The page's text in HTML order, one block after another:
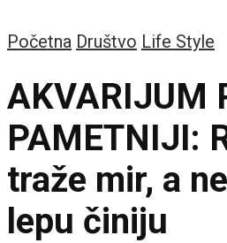
Početna Društvo Life Style
AKVARIJUM
PAMETNIJI:
traže mir, a
lepu činiju